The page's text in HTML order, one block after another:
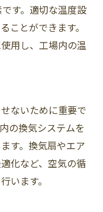
す。適切な温度設
ことができます。
用し、工場内の温
ないために重要で
の換気システムを
す。換気扇やエア
化など、空気の循
います。